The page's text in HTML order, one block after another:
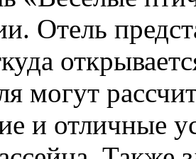
Отель
могут
и отличные